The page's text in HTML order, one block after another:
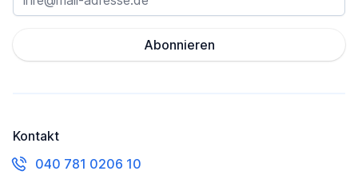
Abonnieren
Kontakt
040 781 0206 10